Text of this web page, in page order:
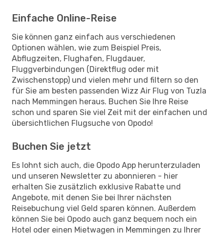
Einfache Online-Reise
Sie können ganz einfach aus verschiedenen
Optionen wählen, wie zum Beispiel Preis,
Abflugzeiten, Flughafen, Flugdauer,
Fluggverbindungen (Direktflug oder mit
Zwischenstopp) und vielen mehr und filtern so den
für Sie am besten passenden Wizz Air Flug von Tuzla
nach Memmingen heraus. Buchen Sie Ihre Reise
schon und sparen Sie viel Zeit mit der einfachen und
übersichtlichen Flugsuche von Opodo!
Buchen Sie jetzt
Es lohnt sich auch, die Opodo App herunterzuladen
und unseren Newsletter zu abonnieren - hier
erhalten Sie zusätzlich exklusive Rabatte und
Angebote, mit denen Sie bei Ihrer nächsten
Reisebuchung viel Geld sparen können. Außerdem
können Sie bei Opodo auch ganz bequem noch ein
Hotel oder einen Mietwagen in Memmingen zu Ihrer